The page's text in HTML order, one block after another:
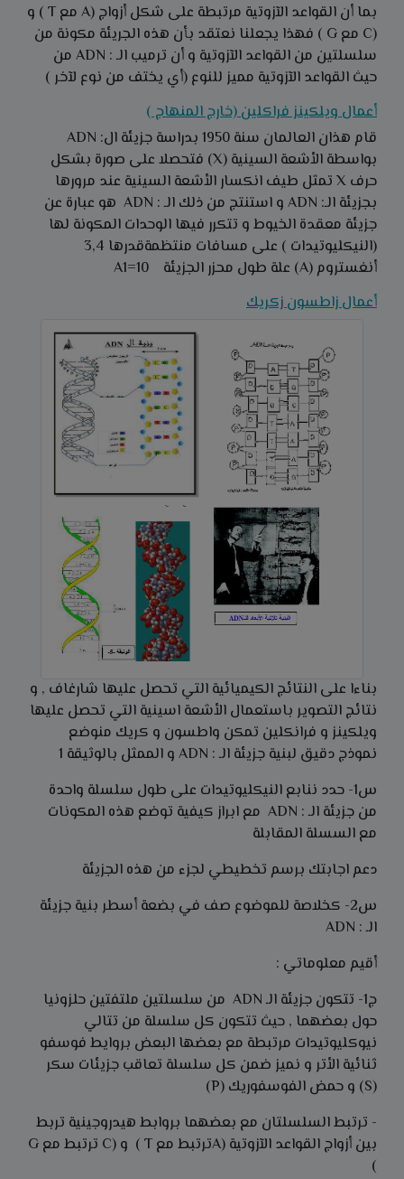
بما أن القواعد الآزوتية مرتبطة على شكل أزواج (A مع T ) و
(C مع G ) فهذا يجعلنا نعتقد بأن هذه الجريئة مكونة من
سلسلتين من القواعد الآزوتية و أن ترميب الـ : ADN من
حيث القواعد الآزوتية مميز للنوع (أي يختف من نوع لآخر )
أعمال ويلكينز فراكلين (خارج المنهاج )
قام هذان العالمان سنة 1950 بدراسة جزيئة ال: ADN
بواسطة الأشعة السينية (X) فتحصلا على صورة بشكل
حرف X تمثل طيف انكسار الأشعة السينية عند مرورها
بجزيئة الـ: ADN و استنتج من ذلك الـ : ADN هو عبارة عن
جزيئة معقدة الخيوط و تتكرر فيها الوحدات المكونة لها
(النيكليوتيدات ) على مسافات منتظمةقدرها 3,4
أنغستروم (A) علة طول محزر الجزيئة 10=A1
أعمال زاطسون زكريك
بناءا على النتائج الكيميائية التي تحصل عليها شارغاف , و
نتائج التصوير باستعمال الأشعة اسينية التي تحصل عليها
ويلكينز و فرانكلين تمكن واطسون و كريك منوضع
نموذج دقيق لبنية جزيئة الـ : ADN و الممثل بالوثيقة 1
س1- حدد ننابع النيكليوتيدات على طول سلسلة واحدة
من جزيئة الـ : ADN مع ابراز كيفية توضع هذه المكونات
مع السسلة المقابلة
دعم اجابتك برسم تخطيطي لجزء من هذه الجزيئة
س2- كخلاصة للموضوع صف في بضعة أسطر بنية جزيئة
الـ : ADN
أقيم معلوماتي :
ج1- تتكون جزيئة الـ ADN من سلسلتين ملتفتين حلزونيا
حول بعضهما , حيث تتكون كل سلسلة من تتالي
نيوكليوتيدات مرتبطة مع بعضها البعض بروايط فوسفو
ثنائية الأتر و نميز ضمن كل سلسلة تعاقب جزيئات سكر
(S) و حمض الفوسفوريك (P)
- ترتبط السلسلتان مع بعضهما بروابط هيدروجينية تربط
بين أزواج القواعد الآزوتية (Aترتبط مع T ) و (C ترتبط مع G
)